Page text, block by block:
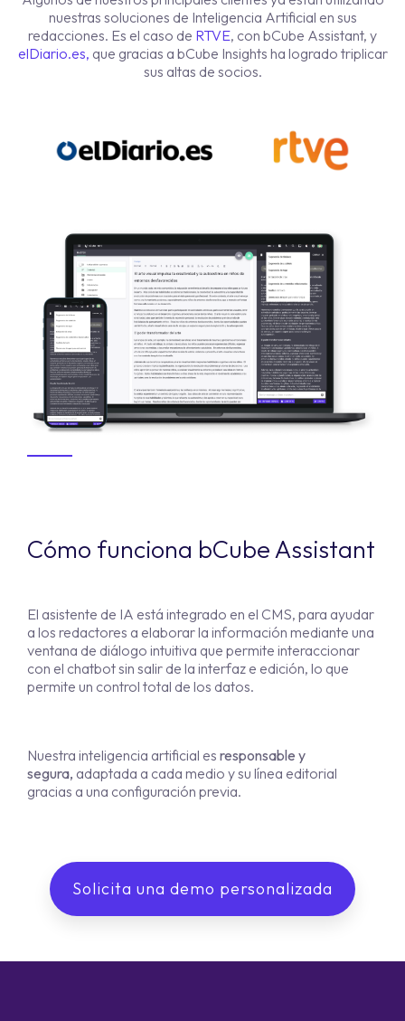
nuestras soluciones de Inteligencia Artificial en sus
redacciones. Es el caso de RTVE, con bCube Assistant, y
elDiario.es, que gracias a bCube Insights ha logrado triplicar
sus altas de socios.
Cómo funciona bCube Assistant
El asistente de IA está integrado en el CMS, para ayudar
a los redactores a elaborar la información mediante una
ventana de diálogo intuitiva que permite interaccionar
con el chatbot sin salir de la interfaz e edición, lo que
permite un control total de los datos.
Nuestra inteligencia artificial es responsable y
segura, adaptada a cada medio y su línea editorial
gracias a una configuración previa.
Solicita una demo personalizada